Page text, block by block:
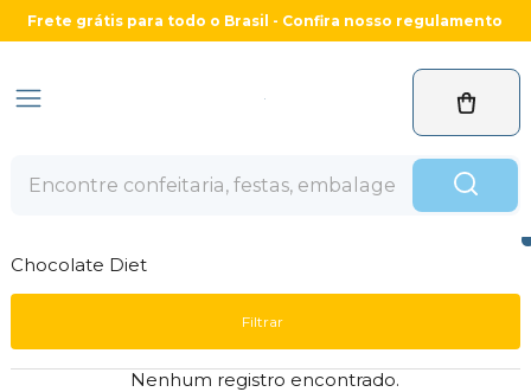
Frete grátis para todo o Brasil - Confira nosso regulamento
Chocolate Diet
Filtrar
Nenhum registro encontrado.